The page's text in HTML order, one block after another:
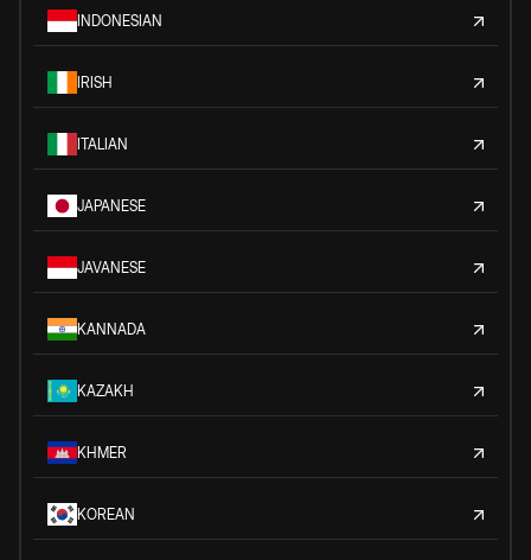
INDONESIAN
IRISH
ITALIAN
JAPANESE
JAVANESE
KANNADA
KAZAKH
KHMER
KOREAN